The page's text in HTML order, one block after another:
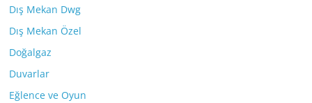
Dış Mekan Dwg
Dış Mekan Özel
Doğalgaz
Duvarlar
Eğlence ve Oyun